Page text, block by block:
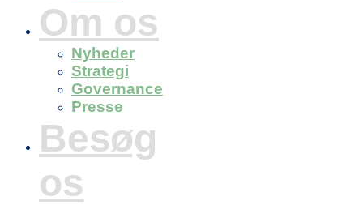
Om os
Nyheder
Strategi
Governance
Presse
Besøg
os